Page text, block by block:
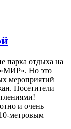
парка отдыха на
Но это
мероприятий
Посетители
и очень
метровым